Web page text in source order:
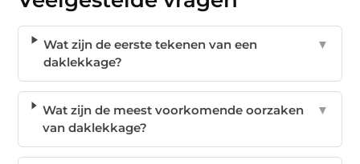
Wat zijn de eerste tekenen van een
daklekkage?
▼
Wat zijn de meest voorkomende oorzaken
van daklekkage?
▼